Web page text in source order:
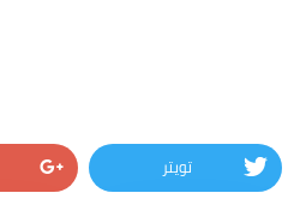
تويتر